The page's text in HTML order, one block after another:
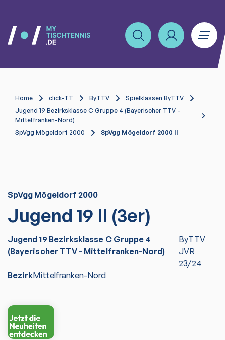
Home click-TT ByTTV
Spielklassen ByTTV
Jugend 19 Bezirksklasse C Gruppe 4 (Bayerischer TTV -
Mittelfranken-Nord)
SpVgg Mögeldorf 2000
SpVgg Mögeldorf 2000 II
SpVgg Mögeldorf 2000
Jugend 19 II (3er)
Jugend 19 Bezirksklasse C Gruppe 4
(Bayerischer TTV - Mittelfranken-Nord)
ByTTV
JVR
23/24
BezirkMittelfranken-Nord